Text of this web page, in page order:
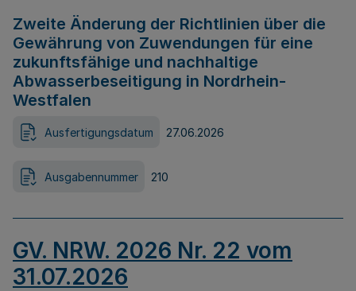
Zweite Änderung der Richtlinien über die
Gewährung von Zuwendungen für eine
zukunftsfähige und nachhaltige
Abwasserbeseitigung in Nordrhein-
Westfalen
Ausfertigungsdatum 27.06.2026
Ausgabennummer 210
GV. NRW. 2026 Nr. 22 vom
31.07.2026